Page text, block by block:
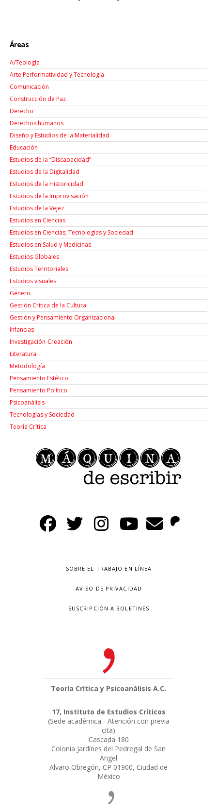
Áreas
A/Teología
Arte Performatividad y Tecnología
Comunicación
Construcción de Paz
Derecho
Derechos humanos
Diseño y Estudios de la Materialidad
Educación
Estudios de la “Discapacidad”
Estudios de la Digitalidad
Estudios de la Historicidad
Estudios de la Improvisación
Estudios de la Vejez
Estudios en Ciencias
Estudios en Ciencias, Tecnologías y Sociedad
Estudios en Salud y Medicinas
Estudios Globales
Estudios Territoriales
Estudios visuales
Género
Gestión Crítica de la Cultura
Gestión y Pensamiento Organizacional
Infancias
Investigación-Creación
Łiteratura
Metodología
Pensamiento Estético
Pensamiento Político
Psicoanálisis
Tecnologías y Sociedad
Teoría Crítica
SOBRE EL TRABAJO EN LÍNEA
AVISO DE PRIVACIDAD
SUSCRIPCIÓN A BOLETINES
Teoría Crítica y Psicoanálisis A.C.
17, Instituto de Estudios Críticos
(Sede académica - Atención con previa
cita)
Cascada 180
Colonia Jardínes del Pedregal de San
Ángel
Alvaro Obregón, CP 01900, Ciudad de
México